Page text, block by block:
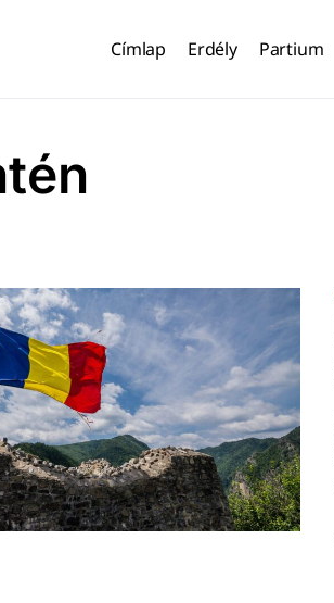
Címlap Erdély Partium